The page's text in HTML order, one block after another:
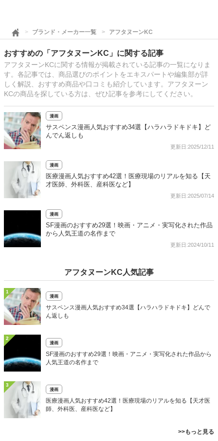
ブランド・メーカー一覧 アフタヌーンKC
おすすめの「アフタヌーンKC」に関する記事
アフタヌーンKCに関する情報が掲載されている記事の一覧になりま
す。各記事では、商品選びのポイントをエキスパートや編集部が詳
しく解説、おすすめ商品や口コミも紹介しています。アフタヌーン
KCの商品を探している方は、ぜひ記事を参考にしてください。
漫画
サスペンス漫画人気おすすめ34選【ハラハラドキドキ】ど
んでん返しも
更新日:2025/12/11
漫画
医療漫画人気おすすめ42選！医療現場のリアルを知る【天
才医師、外科医、産科医など】
更新日:2025/07/14
漫画
SF漫画のおすすめ29選！映画・アニメ・実写化された作品
から人気王道の名作まで
更新日:2024/10/11
アフタヌーンKC人気記事
1
漫画
サスペンス漫画人気おすすめ34選【ハラハラドキドキ】どんで
ん返しも
2
漫画
SF漫画のおすすめ29選！映画・アニメ・実写化された作品から
人気王道の名作まで
3
漫画
医療漫画人気おすすめ42選！医療現場のリアルを知る【天才医
師、外科医、産科医など】
>>もっと見る